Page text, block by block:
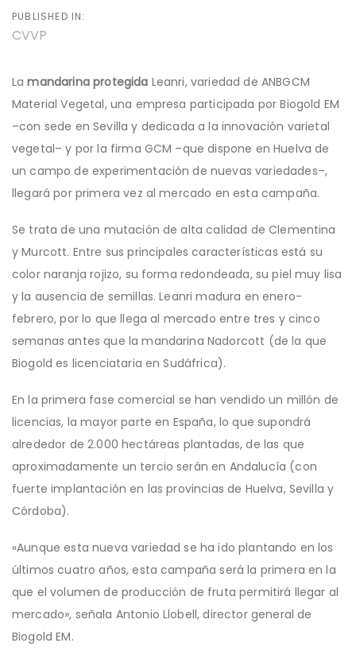
PUBLISHED IN:
CVVP
Lamandarina protegida Leanri, variedad de ANBGCM
Material Vegetal, una empresa participada por Biogold EM
–con sede en Sevilla y dedicada a la innovación varietal
vegetal– y por la firma GCM –que dispone en Huelva de
un campo de experimentación de nuevas variedades–,
llegará por primera vez al mercado en esta campaña.
Se trata de una mutación de alta calidad de Clementina
y Murcott. Entre sus principales características está su
color naranja rojizo, su forma redondeada, su piel muy lisa
y la ausencia de semillas. Leanri madura en enero-
febrero, por lo que llega al mercado entre tres y cinco
semanas antes que la mandarina Nadorcott (de la que
Biogold es licenciataria en Sudáfrica).
En la primera fase comercial se han vendido un millón de
licencias, la mayor parte en España, lo que supondrá
alrededor de 2.000 hectáreas plantadas, de las que
aproximadamente un tercio serán en Andalucía (con
fuerte implantación en las provincias de Huelva, Sevilla y
Córdoba).
«Aunque esta nueva variedad se ha ido plantando en los
últimos cuatro años, esta campaña será la primera en la
que el volumen de producción de fruta permitirá llegar al
mercado», señala Antonio Llobell, director general de
Biogold EM.